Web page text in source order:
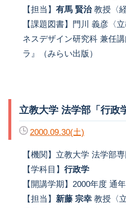
【担当】 有馬 賢治教授〈
【課題図書】門川 義彦〈
ネスデザイン研究科 兼任
ラ』（みらい出版）
立教大学 法学部「行
2000.09.30(土)
【機関】立教大学 法学部
【学科目】 行政学
【開講学期】2000年度 通
【担当】 新藤 宗幸教授〈